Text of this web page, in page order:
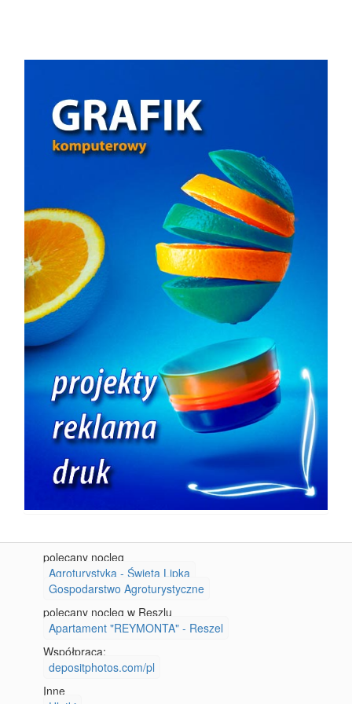
polecany nocleg
Agroturystyka - Święta Lipka
Gospodarstwo Agroturystyczne
polecany nocleg w Reszlu
Apartament "REYMONTA" - Reszel
Współpraca:
depositphotos.com/pl
Inne